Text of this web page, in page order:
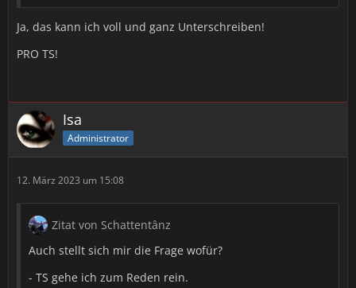
Auch stellt sich mir die Frage wofür?
- TS gehe ich zum Reden rein.
- Forum, wenn ich was schreiben will oder mal nach
- Einladungen sind spielintern durch den Kalender
ohne Probleme und sehr übersichtlich, da eben in
Kalenderform (im Gegensatz zu dem Murks auf Discord,
auch wenn sich unsere Raidleiter Mühe gegeben
nutzen wollen?
Ja, das kann ich voll und ganz Unterschreiben!
PRO TS!
Isa
Administrator
12. März 2023 um 15:08
Zitat von Schattentânz
Auch stellt sich mir die Frage wofür?
- TS gehe ich zum Reden rein.